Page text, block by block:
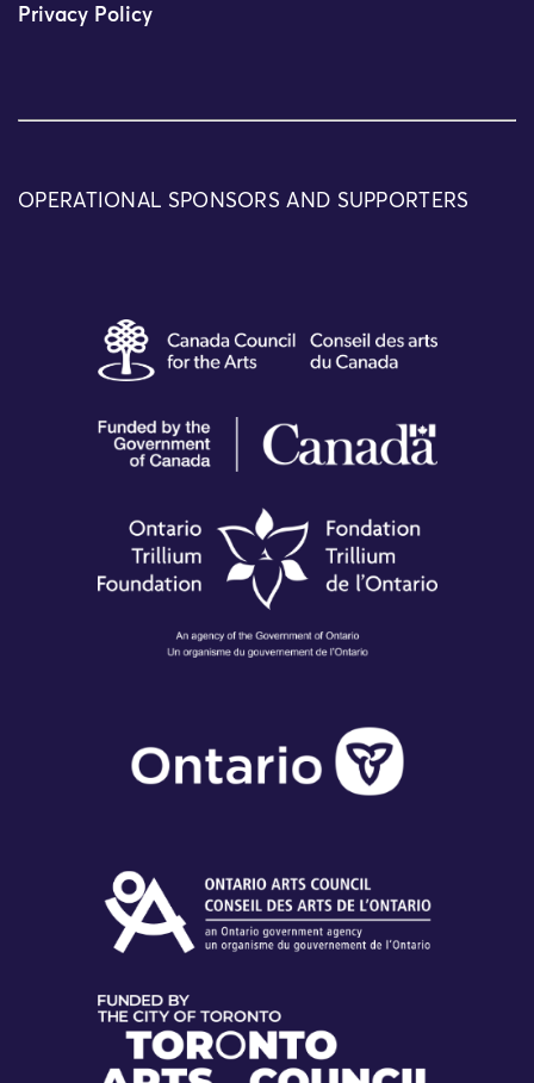
Privacy Policy
OPERATIONAL SPONSORS AND SUPPORTERS